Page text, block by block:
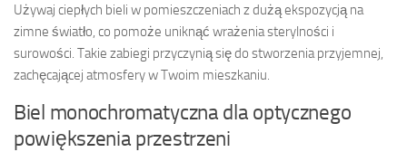
Używaj ciepłych bieli w pomieszczeniach z dużą ekspozycją na
zimne światło, co pomoże uniknąć wrażenia sterylności i
surowości. Takie zabiegi przyczynią się do stworzenia przyjemnej,
zachęcającej atmosfery w Twoim mieszkaniu.
Biel monochromatyczna dla optycznego
powiększenia przestrzeni